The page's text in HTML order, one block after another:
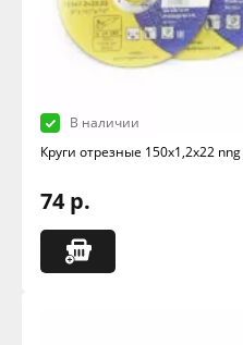
В наличии
Круги отрезные 150х1,2х22 nng
74 р.